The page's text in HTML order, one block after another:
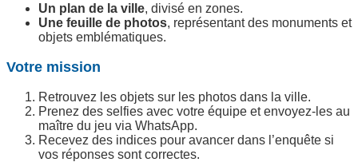
Un plan de la ville, divisé en zones.
Une feuille de photos, représentant des monuments et
objets emblématiques.
Votre mission
Retrouvez les objets sur les photos dans la ville.
Prenez des selfies avec votre équipe et envoyez-les au
maître du jeu via WhatsApp.
Recevez des indices pour avancer dans l’enquête si
vos réponses sont correctes.